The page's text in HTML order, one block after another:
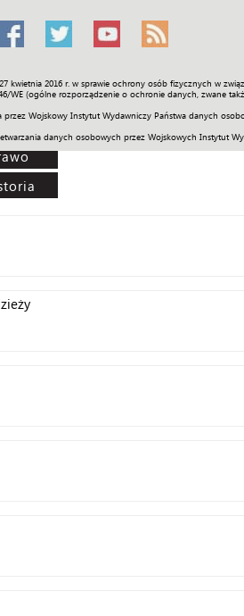
kwietnia 2016 r. w sprawie ochrony osób fizycznych w
WE (ogólne rozporządzenie o ochronie danych, zwane
Wojskowy Instytut Wydawniczy Państwa danych
danych osobowych przez Wojskowych Instytut
Sport Historia Galerie Wideo